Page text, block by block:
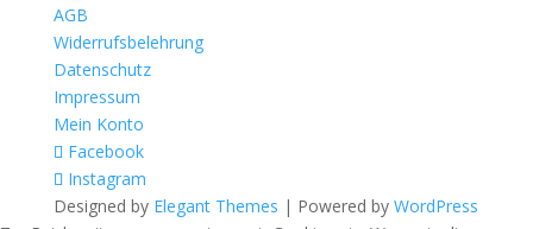
AGB
Widerrufsbelehrung
Datenschutz
Impressum
Mein Konto
Facebook
Instagram
Designed by Elegant Themes | Powered by WordPress